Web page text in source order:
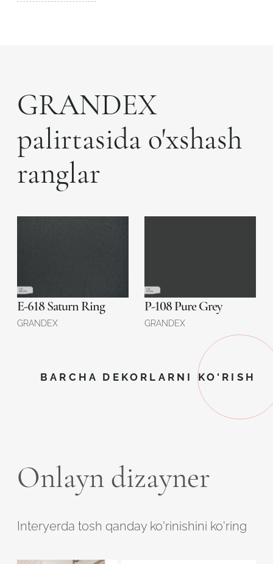
GRANDEX
palirtasida o'xshash
ranglar
E-618 Saturn Ring
GRANDEX
P-108 Pure Grey
GRANDEX
BARCHA DEKORLARNI KO'RISH
Onlayn dizayner
Interyerda tosh qanday ko'rinishini ko'ring